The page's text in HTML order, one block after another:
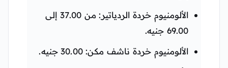
الألومنيوم خردة الردياتير: من 37.00 إلى
69.00 جنيه.
الألومنيوم خردة ناشف مكن: 30.00 جنيه.